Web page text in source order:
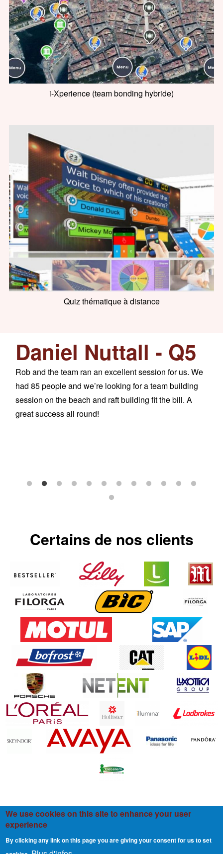
i-Xperience (team bonding hybride)
Quiz thématique à distance
Daniel Nuttall - Q5
Rob and the team ran an excellent session for us. We
had 85 people and we’re looking for a team building
session on the beach and raft building fit the bill. A
great success all round!
Certains de nos clients
We use cookies on this site to enhance your user
experience
By clicking any link on this page you are giving your consent for us to set